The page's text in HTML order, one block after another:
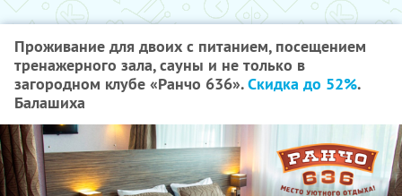
Проживание для двоих с питанием, посещением
тренажерного зала, сауны и не только в
загородном клубе «Ранчо 636».Скидка до 52%.
Балашиха